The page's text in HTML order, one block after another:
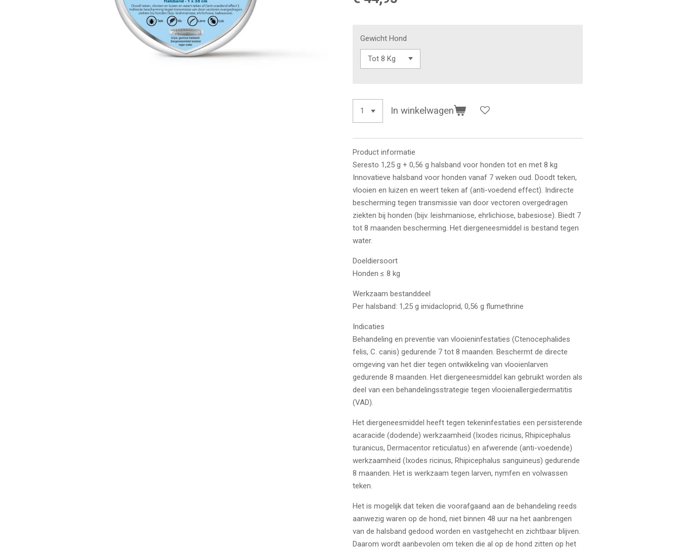
Gewicht Hond
In winkelwagen
Product informatie
Seresto 1,25 g + 0,56 g halsband voor honden tot en met 8 kg
Innovatieve halsband voor honden vanaf 7 weken oud. Doodt teken,
vlooien en luizen en weert teken af (anti-voedend effect). Indirecte
bescherming tegen transmissie van door vectoren overgedragen
ziekten bij honden (bijv. leishmaniose, ehrlichiose, babesiose). Biedt 7
tot 8 maanden bescherming. Het diergeneesmiddel is bestand tegen
water.
Doeldiersoort
Honden ≤ 8 kg
Werkzaam bestanddeel
Per halsband: 1,25 g imidacloprid, 0,56 g flumethrine
Indicaties
Behandeling en preventie van vlooieninfestaties (Ctenocephalides
felis, C. canis) gedurende 7 tot 8 maanden. Beschermt de directe
omgeving van het dier tegen ontwikkeling van vlooienlarven
gedurende 8 maanden. Het diergeneesmiddel kan gebruikt worden als
deel van een behandelingsstrategie tegen vlooienallergiedermatitis
(VAD).
Het diergeneesmiddel heeft tegen tekeninfestaties een persisterende
acaracide (dodende) werkzaamheid (Ixodes ricinus, Rhipicephalus
turanicus, Dermacentor reticulatus) en afwerende (anti-voedende)
werkzaamheid (Ixodes ricinus, Rhipicephalus sanguineus) gedurende
8 maanden. Het is werkzaam tegen larven, nymfen en volwassen
teken.
Het is mogelijk dat teken die voorafgaand aan de behandeling reeds
aanwezig waren op de hond, niet binnen 48 uur na het aanbrengen
van de halsband gedood worden en vastgehecht en zichtbaar blijven.
Daarom wordt aanbevolen om teken die al op de hond zitten op het